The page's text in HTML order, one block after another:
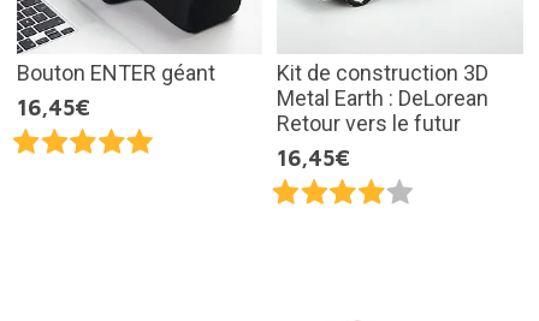
Bouton ENTER géant
16,45€
Kit de construction 3D
Metal Earth : DeLorean
Retour vers le futur
16,45€